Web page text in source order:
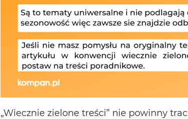
„Wiecznie zielone treści” nie powinny